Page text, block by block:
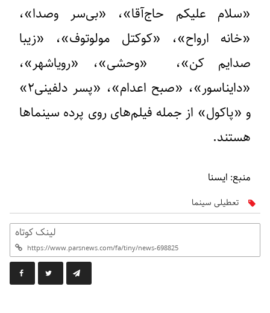
«سلام علیکم حاج‌آقا»، «بی‌سر وصدا»،
«خانه ارواح»، «کوکتل مولوتوف»، «زیبا
صدایم کن»، ‌ «وحشی»، «رویاشهر»،
«دایناسور»، «صبح اعدام»، «پسر دلفینی۲»
و «پاکول» از جمله فیلم‌های روی پرده سینماها
هستند.
منبع: ایسنا
تعطیلی سینما
لینک کوتاه